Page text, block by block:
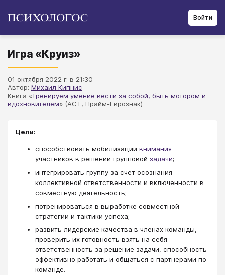
Войти
Игра «Круиз»
01 октября 2022 г. в 21:30
Автор: Михаил Кипнис
Книга «Тренируем умение вести за собой, быть мотором и
вдохновителем» (АСТ, Прайм-Еврознак)
Цели:
способствовать мобилизации внимания
участников в решении групповой задачи;
интегрировать группу за счет осознания
коллективной ответственности и включенности в
совместную деятельность;
потренироваться в выработке совместной
стратегии и тактики успеха;
развить лидерские качества в членах команды,
проверить их готовность взять на себя
ответственность за решение задачи, способность
эффективно работать и общаться с партнерами по
команде.